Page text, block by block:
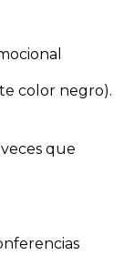
color negro).
que